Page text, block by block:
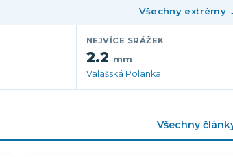
Všechny extrémy
NEJVÍCE SRÁŽEK
2.2 mm
Valašská Polanka
Všechny